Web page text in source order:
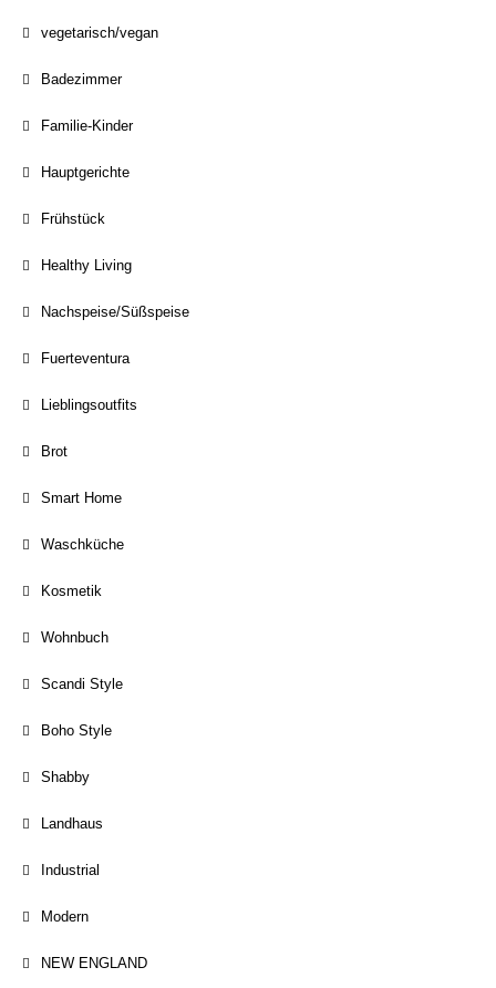
vegetarisch/vegan
Badezimmer
Familie-Kinder
Hauptgerichte
Frühstück
Healthy Living
Nachspeise/Süßspeise
Fuerteventura
Lieblingsoutfits
Brot
Smart Home
Waschküche
Kosmetik
Wohnbuch
Scandi Style
Boho Style
Shabby
Landhaus
Industrial
Modern
NEW ENGLAND